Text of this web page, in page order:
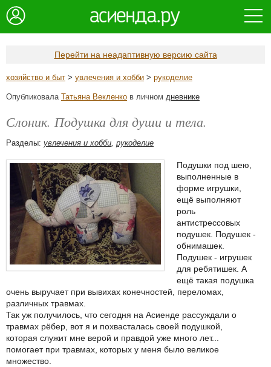
Перейти на неадаптивную версию сайта
хозяйство и быт > увлечения и хобби > рукоделие
Опубликовала Татьяна Векленко в личном дневнике
Слоник. Подушка для души и тела.
Разделы: увлечения и хобби, рукоделие
Подушки под шею,
выполненные в
форме игрушки,
ещё выполняют
роль
антистрессовых
подушек. Подушек -
обнимашек.
Подушек - игрушек
для ребятишек. А
ещё такая подушка
очень выручает при вывихах конечностей, переломах,
различных травмах.
Так уж получилось, что сегодня на Асиенде рассуждали о
травмах рёбер, вот я и похвасталась своей подушкой,
которая служит мне верой и правдой уже много лет...
помогает при травмах, которых у меня было великое
множество.